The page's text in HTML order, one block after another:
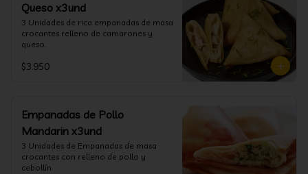
Queso x3und
3 Unidades de rica empanadas de masa
crocantes relleno de camarones y
queso.
$3.950
Empanadas de Pollo
Mandarin x3und
3 Unidades de Empanadas de masa
crocantes con relleno de pollo y
cebollín